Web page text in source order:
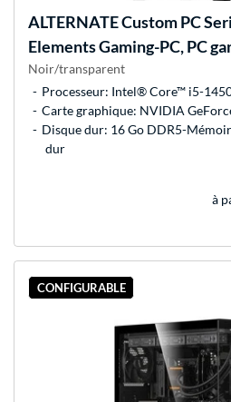
ALTERNATECustom PC
Elements Gaming-PC, PC
Noir/transparent
Processeur: Intel® Core™ i5-
Carte graphique: NVIDIA
Disque dur: 16 Go DDR5-
dur
à
CONFIGURABLE